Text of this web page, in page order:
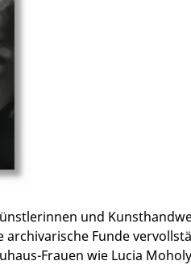
und
archivarische Funde
Frauen wie Lucia